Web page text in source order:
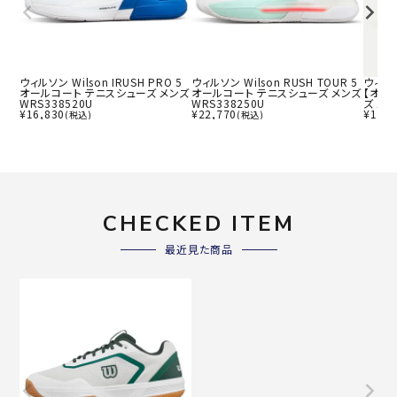
ウィルソン Wilson IRUSH PRO 5
オールコート テニスシューズ メンズ
WRS338520U
¥16,830 (税込)
ウィルソン Wilson RUSH TOUR 5
オールコート テニスシューズ メンズ
WRS338250U
¥22,770 (税込)
ウィ
【オ
ズ メ
¥
CHECKED ITEM
最近見た商品